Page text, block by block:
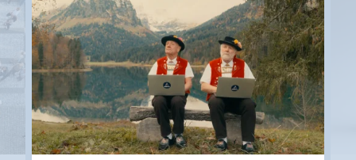
Anwil
Appenzell
Au SG
Baar
Baden
Balsthal
Balzers